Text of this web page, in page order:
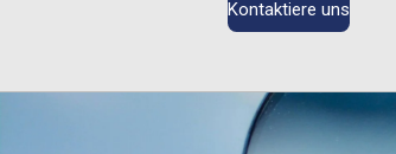
Kontaktiere uns